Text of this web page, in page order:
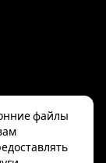
файлы